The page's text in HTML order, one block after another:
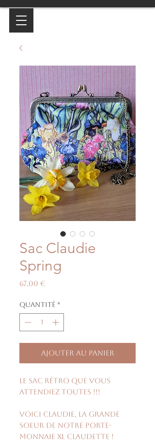
Sac Claudie
Spring
67,00 €
Quantité *
Ajouter au panier
Le sac rétro que vous
attendiez toutes !!!
Voici Claudie, la grande
soeur de notre porte-
monnaie XL Claudette !